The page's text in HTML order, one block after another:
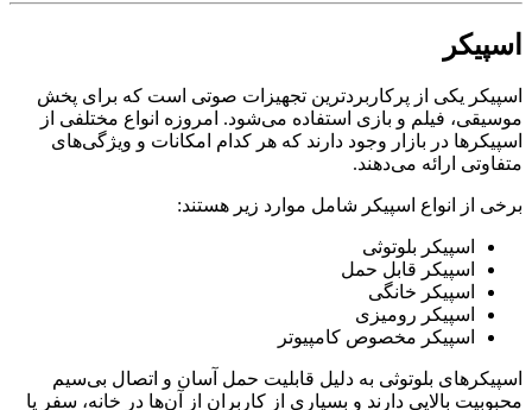
اسپیکر
اسپیکر یکی از پرکاربردترین تجهیزات صوتی است که برای پخش
موسیقی، فیلم و بازی استفاده می‌شود. امروزه انواع مختلفی از
اسپیکرها در بازار وجود دارند که هر کدام امکانات و ویژگی‌های
متفاوتی ارائه می‌دهند.
برخی از انواع اسپیکر شامل موارد زیر هستند:
اسپیکر بلوتوثی
اسپیکر قابل حمل
اسپیکر خانگی
اسپیکر رومیزی
اسپیکر مخصوص کامپیوتر
اسپیکرهای بلوتوثی به دلیل قابلیت حمل آسان و اتصال بی‌سیم
محبوبیت بالایی دارند و بسیاری از کاربران از آن‌ها در خانه، سفر یا